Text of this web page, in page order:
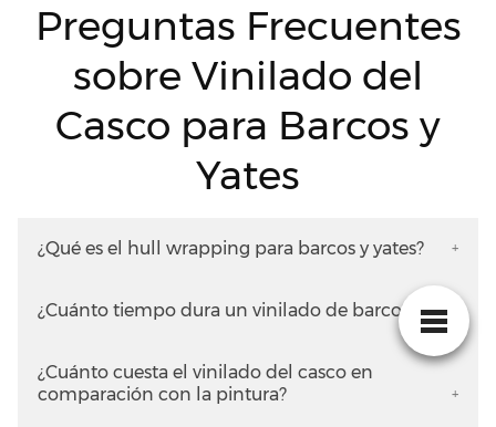
Preguntas Frecuentes
sobre Vinilado del
Casco para Barcos y
Yates
¿Qué es el hull wrapping para barcos y yates?
¿Cuánto tiempo dura un vinilado de barco?
¿Cuánto cuesta el vinilado del casco en
comparación con la pintura?